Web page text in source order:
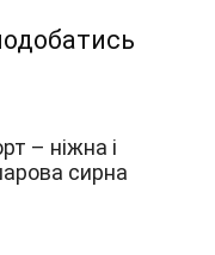
– ніжна і
сирна